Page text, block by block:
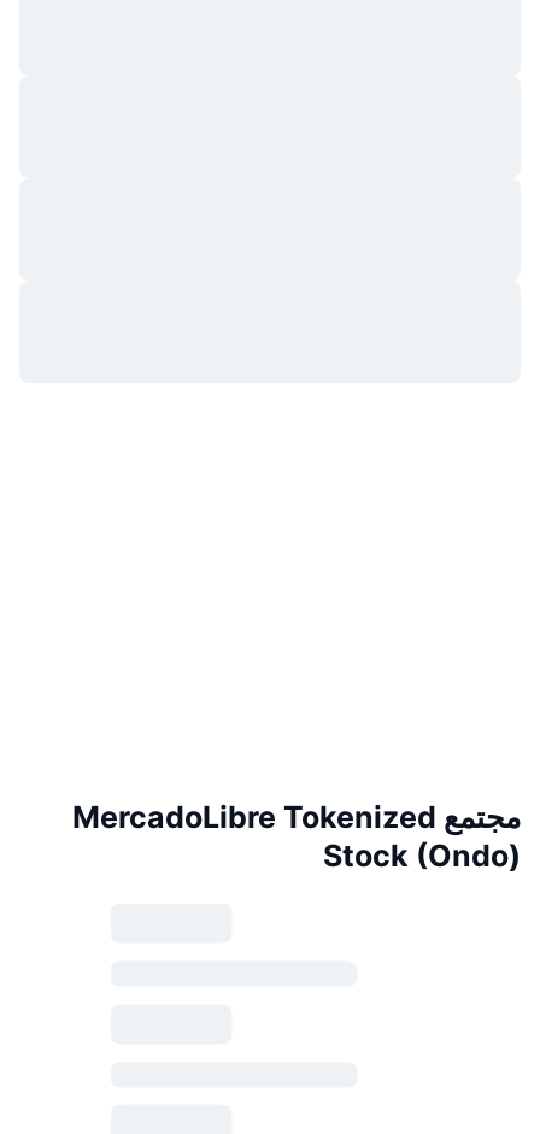
مجتمع MercadoLibre Tokenized
Stock (Ondo)